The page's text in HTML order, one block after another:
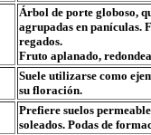
Árbol de porte globoso,
agrupadas en panículas.
regados.
Fruto aplanado,
Suele utilizarse como
su floración.
Prefiere suelos
soleados. Podas de